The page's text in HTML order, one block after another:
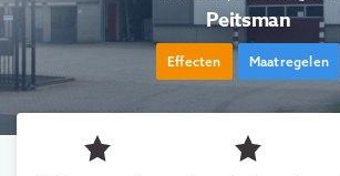
Peitsman
Effecten Maatregelen